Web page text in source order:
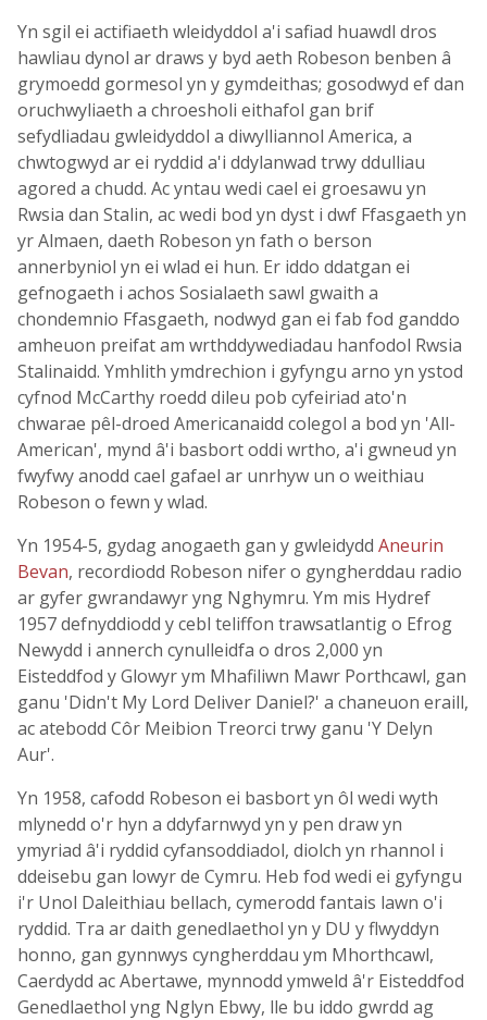
Yn sgil ei actifiaeth wleidyddol a'i safiad huawdl dros
hawliau dynol ar draws y byd aeth Robeson benben â
grymoedd gormesol yn y gymdeithas; gosodwyd ef dan
oruchwyliaeth a chroesholi eithafol gan brif
sefydliadau gwleidyddol a diwylliannol America, a
chwtogwyd ar ei ryddid a'i ddylanwad trwy ddulliau
agored a chudd. Ac yntau wedi cael ei groesawu yn
Rwsia dan Stalin, ac wedi bod yn dyst i dwf Ffasgaeth yn
yr Almaen, daeth Robeson yn fath o berson
annerbyniol yn ei wlad ei hun. Er iddo ddatgan ei
gefnogaeth i achos Sosialaeth sawl gwaith a
chondemnio Ffasgaeth, nodwyd gan ei fab fod ganddo
amheuon preifat am wrthddywediadau hanfodol Rwsia
Stalinaidd. Ymhlith ymdrechion i gyfyngu arno yn ystod
cyfnod McCarthy roedd dileu pob cyfeiriad ato'n
chwarae pêl-droed Americanaidd colegol a bod yn 'All-
American', mynd â'i basbort oddi wrtho, a'i gwneud yn
fwyfwy anodd cael gafael ar unrhyw un o weithiau
Robeson o fewn y wlad.
Yn 1954-5, gydag anogaeth gan y gwleidydd Aneurin
Bevan, recordiodd Robeson nifer o gyngherddau radio
ar gyfer gwrandawyr yng Nghymru. Ym mis Hydref
1957 defnyddiodd y cebl teliffon trawsatlantig o Efrog
Newydd i annerch cynulleidfa o dros 2,000 yn
Eisteddfod y Glowyr ym Mhafiliwn Mawr Porthcawl, gan
ganu 'Didn't My Lord Deliver Daniel?' a chaneuon eraill,
ac atebodd Côr Meibion Treorci trwy ganu 'Y Delyn
Aur'.
Yn 1958, cafodd Robeson ei basbort yn ôl wedi wyth
mlynedd o'r hyn a ddyfarnwyd yn y pen draw yn
ymyriad â'i ryddid cyfansoddiadol, diolch yn rhannol i
ddeisebu gan lowyr de Cymru. Heb fod wedi ei gyfyngu
i'r Unol Daleithiau bellach, cymerodd fantais lawn o'i
ryddid. Tra ar daith genedlaethol yn y DU y flwyddyn
honno, gan gynnwys cyngherddau ym Mhorthcawl,
Caerdydd ac Abertawe, mynnodd ymweld â'r Eisteddfod
Genedlaethol yng Nglyn Ebwy, lle bu iddo gwrdd ag